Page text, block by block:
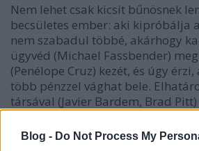
Blog - Do Not Process My
Nem lehet csak kicsit bűnösnek
becsületes ember: aki kipróbálja
nem szabadul többé, akárhogy
ügyvéd (Michael Fassbender)
(Penélope Cruz) kezét, és úgy
több pénzzel vághat bele.
társával (Javier Bardem, Brad
kokaint visz be az USA-ba, amit
terít szét. Úgy tervezi, a mocskos